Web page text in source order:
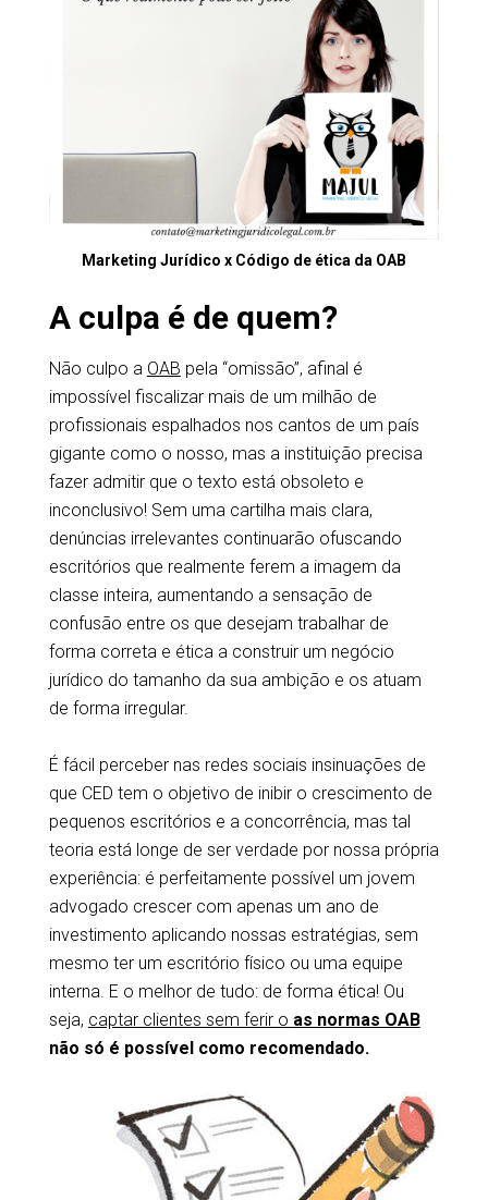
Marketing Jurídico x Código de ética da OAB
A culpa é de quem?
Não culpo a OAB pela “omissão”, afinal é
impossível fiscalizar mais de um milhão de
profissionais espalhados nos cantos de um país
gigante como o nosso, mas a instituição precisa
fazer admitir que o texto está obsoleto e
inconclusivo! Sem uma cartilha mais clara,
denúncias irrelevantes continuarão ofuscando
escritórios que realmente ferem a imagem da
classe inteira, aumentando a sensação de
confusão entre os que desejam trabalhar de
forma correta e ética a construir um negócio
jurídico do tamanho da sua ambição e os atuam
de forma irregular.
É fácil perceber nas redes sociais insinuações de
que CED tem o objetivo de inibir o crescimento de
pequenos escritórios e a concorrência, mas tal
teoria está longe de ser verdade por nossa própria
experiência: é perfeitamente possível um jovem
advogado crescer com apenas um ano de
investimento aplicando nossas estratégias, sem
mesmo ter um escritório físico ou uma equipe
interna. E o melhor de tudo: de forma ética! Ou
seja, captar clientes sem ferir o as normas OAB
não só é possível como recomendado.